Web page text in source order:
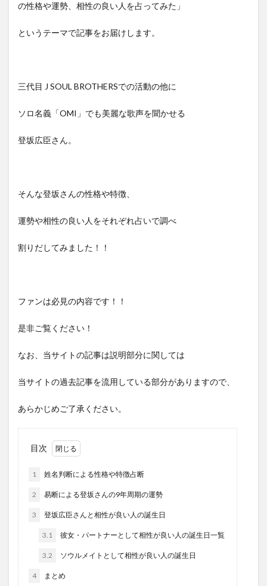
の性格や運勢、相性の良い人を占ってみた」
というテーマで記事をお届けします。
三代目 J SOUL BROTHERSでの活動の他に
ソロ名義「OMI」でも美麗な歌声を聞かせる
登坂広臣さん。
そんな登坂さんの性格や特徴、
運勢や相性の良い人をそれぞれ占いで調べ
割りだしてみました！！
ファンは必見の内容です！！
是非ご覧ください！
なお、当サイトの記事は説明部分に関しては
当サイトの過去記事を流用している部分がありますので、
あらかじめご了承ください。
目次
1 姓名判断による性格や特徴占断
2 易断による登坂さんの9年周期の運勢
3 登坂広臣さんと相性が良い人の誕生日
3.1 彼女・パートナーとして相性が良い人の誕生日一覧
3.2 ソウルメイトとして相性が良い人の誕生日
4 まとめ